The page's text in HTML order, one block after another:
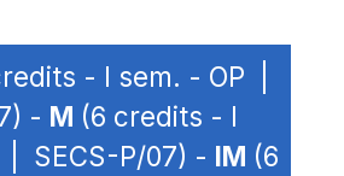
- I sem. - OP |
- M (6 credits - I
| SECS-P/07) - IM (6